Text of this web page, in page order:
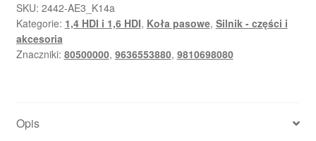
SKU: 2442-AE3_K14a
Kategorie: 1,4 HDI i 1,6 HDI, Koła pasowe, Silnik - części i
akcesoria
Znaczniki: 80500000, 9636553880, 9810698080
Opis